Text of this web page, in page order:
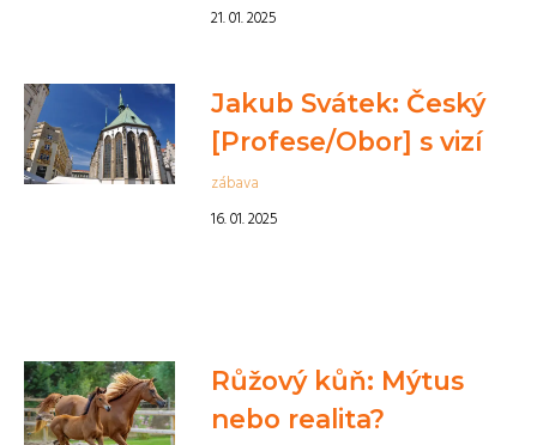
21. 01. 2025
Jakub Svátek: Český
[Profese/Obor] s vizí
zábava
16. 01. 2025
Růžový kůň: Mýtus
nebo realita?